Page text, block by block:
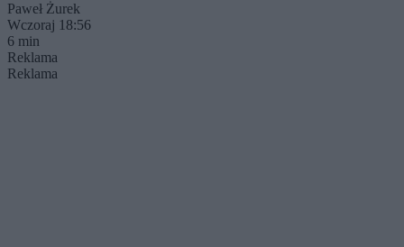
Paweł Żurek
Wczoraj 18:56
6 min
Reklama
Reklama